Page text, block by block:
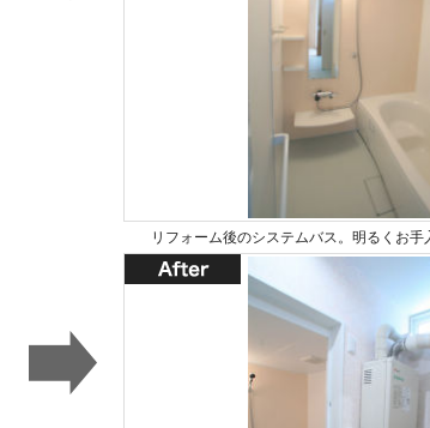
リフォーム後のシステムバス。明るくお